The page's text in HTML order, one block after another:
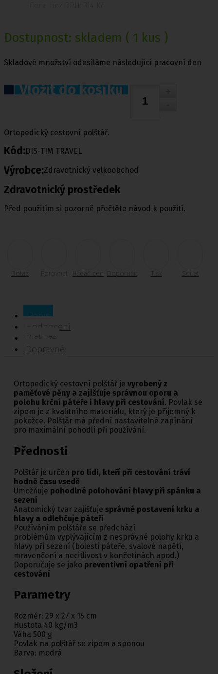
Dostupnost: skladem ( 1 kus )
Skladové množství odesíláme následující pracovní den
Vložit do košíku
Ortopedický cestovní polštář.
Kód:DIS-TIM TRAVEL
Výrobce:Zdravotnický velkoobchod
Zdravotnický prostředek
Před použitím si pozorně přečtěte návod k použití.
Dotaz Porovnat Doporučit Tisk Sdílet
Popis
Hodnocení
Diskuze
Dopravné
Ortopedický cestovní polštář je vyrobený z
paměťové pěny a zajišťuje správnou oporu a
polohu krční páteře i hlavy při cestování. Povlak se
zipem je z kvalitního materiálu, který je příjemný k
pokožce. Polštár má přední nastavitelné zapínání
pro maximální pohodlí při používání.
Přednosti
Polštář je určen pro lidi, kteří při cestování tráví
hodně času vsedě
Umožňuje pohodlné polohování hlavy při spánku a
sezení
Anatomický tvar zajišťuje správné postavení krku a
hlavy a odlehčuje páteři
Používáním polštáře se předchází
problémům vyplývajícím z nesprávné polohy krku a
hlavy při sezení (bolesti páteře, svalové napětí,
mravenčení a necitlivost v končetinách apod.)
Doporučuje se jako preventivní opatření při
cestování
Parametry
Rozměr: 29 x 27 x 15 cm
Hustota 40 kg/m3
Váha 500 g
Povlak na polštář se zipem a sponou
Barva: modrá